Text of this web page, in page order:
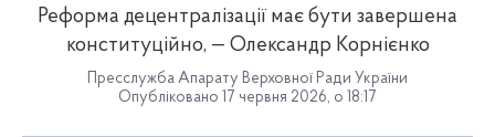
Реформа децентралізації має бути завершена
конституційно, — Олександр Корнієнко
Пресслужба Апарату Верховної Ради України
Опубліковано 17 червня 2026, о 18:17